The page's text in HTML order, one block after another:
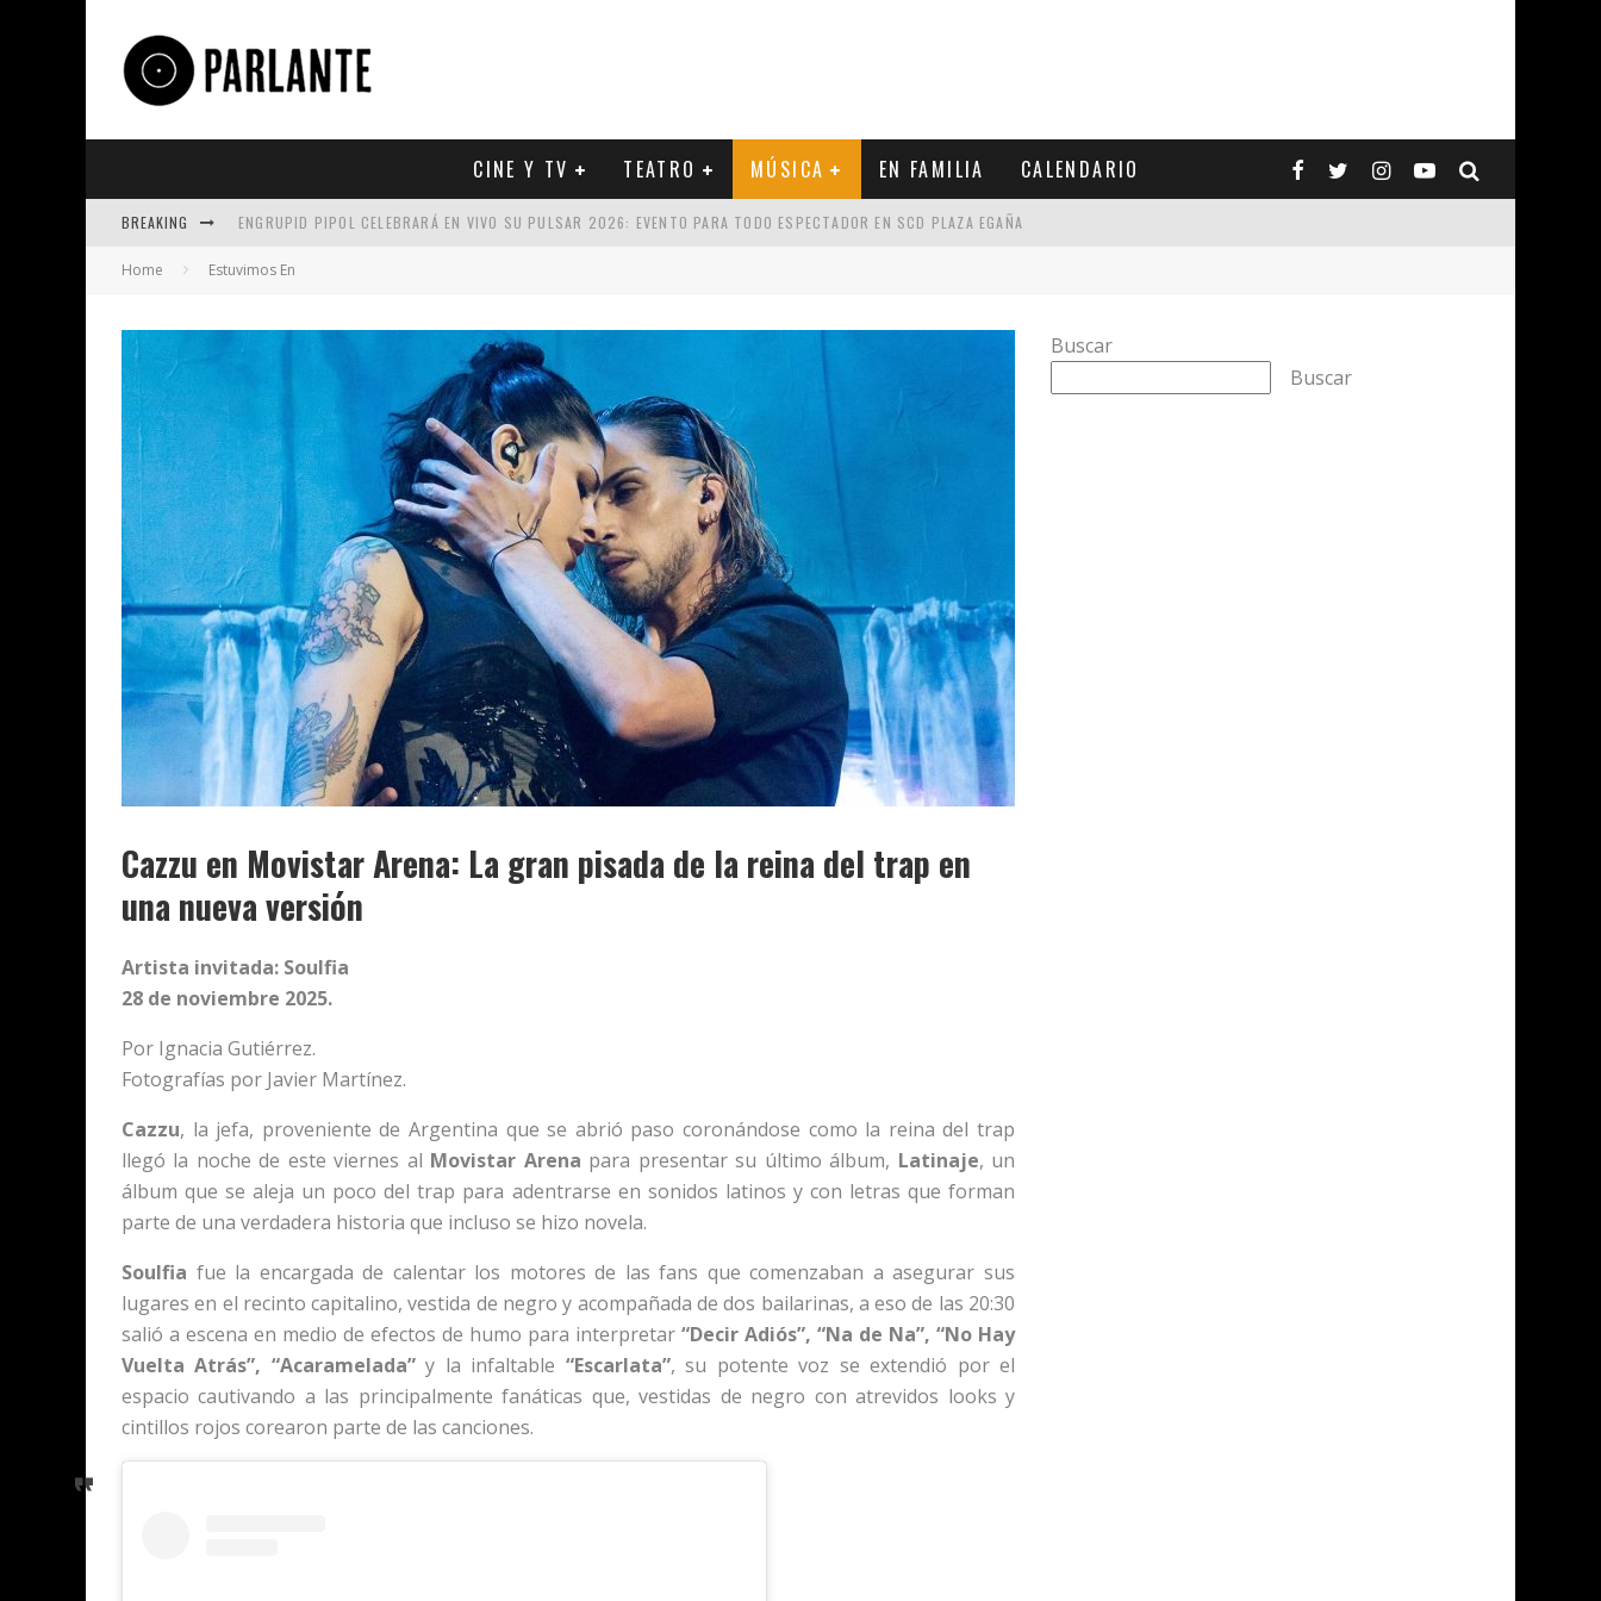
CINE Y TV TEATRO MÚSICA EN FAMILIA CALENDARIO
BREAKING ENGRUPID PIPOL CELEBRARÁ EN VIVO SU PULSAR 2026: EVENTO PARA TODO ESPECTADOR EN SCD PLAZA EGAÑA
UN REPASO A TRES ÉXITOS DE TAN BIÓNICA Y EL SETLIST DE SU PRÓXIMO CONCIERTO
KING SATAN LLEVA A BRITNEY SPEARS AL METAL INDUSTRIAL
Home Estuvimos En
Cazzu en Movistar Arena: La gran pisada de la reina del trap en
una nueva versión
Artista invitada: Soulfia
28 de noviembre 2025.
Por Ignacia Gutiérrez.
Fotografías por Javier Martínez.
Cazzu, la jefa, proveniente de Argentina que se abrió paso coronándose como la reina del trap
llegó la noche de este viernes al Movistar Arena para presentar su último álbum, Latinaje, un
álbum que se aleja un poco del trap para adentrarse en sonidos latinos y con letras que forman
parte de una verdadera historia que incluso se hizo novela.
Soulfia fue la encargada de calentar los motores de las fans que comenzaban a asegurar sus
lugares en el recinto capitalino, vestida de negro y acompañada de dos bailarinas, a eso de las 20:30
salió a escena en medio de efectos de humo para interpretar “Decir Adiós”, “Na de Na”, “No Hay
Vuelta Atrás”, “Acaramelada”y la infaltable “Escarlata”, su potente voz se extendió por el
espacio cautivando a las principalmente fanáticas que, vestidas de negro con atrevidos looks y
cintillos rojos corearon parte de las canciones.
Buscar
Buscar